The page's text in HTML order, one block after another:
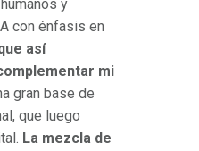
y
con énfasis en
así
mi
gran base de
que luego
La mezcla de